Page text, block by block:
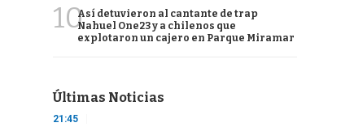
10Así detuvieron al cantante de trap
Nahuel One23 y a chilenos que
explotaron un cajero en Parque Miramar
Últimas Noticias
21:45